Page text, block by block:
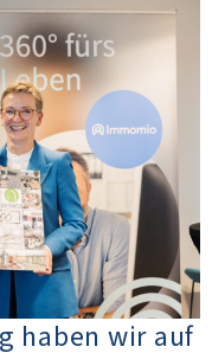
haben wir auf